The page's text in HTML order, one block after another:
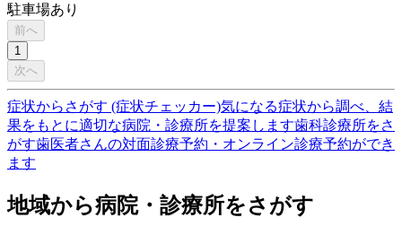
駐車場あり
前へ
1
次へ
症状からさがす (症状チェッカー)気になる症状から調べ、結
果をもとに適切な病院・診療所を提案します歯科診療所をさ
がす歯医者さんの対面診療予約・オンライン診療予約ができ
ます
地域から病院・診療所をさがす